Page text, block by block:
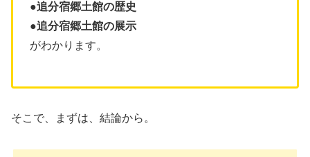
●追分宿郷土館の歴史
●追分宿郷土館の展示
がわかります。
そこで、まずは、結論から。